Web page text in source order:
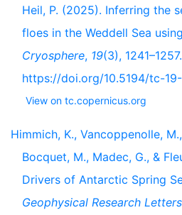
Heil, P. (2025). Inferring the
floes in the Weddell Sea
Cryosphere, 19(3), 1241–1257.
https://doi.org/10.5194/tc-
View on tc.copernicus.org
Himmich, K., Vancoppenolle,
Bocquet, M., Madec, G., &
Drivers of Antarctic Spring
Geophysical Research Letters